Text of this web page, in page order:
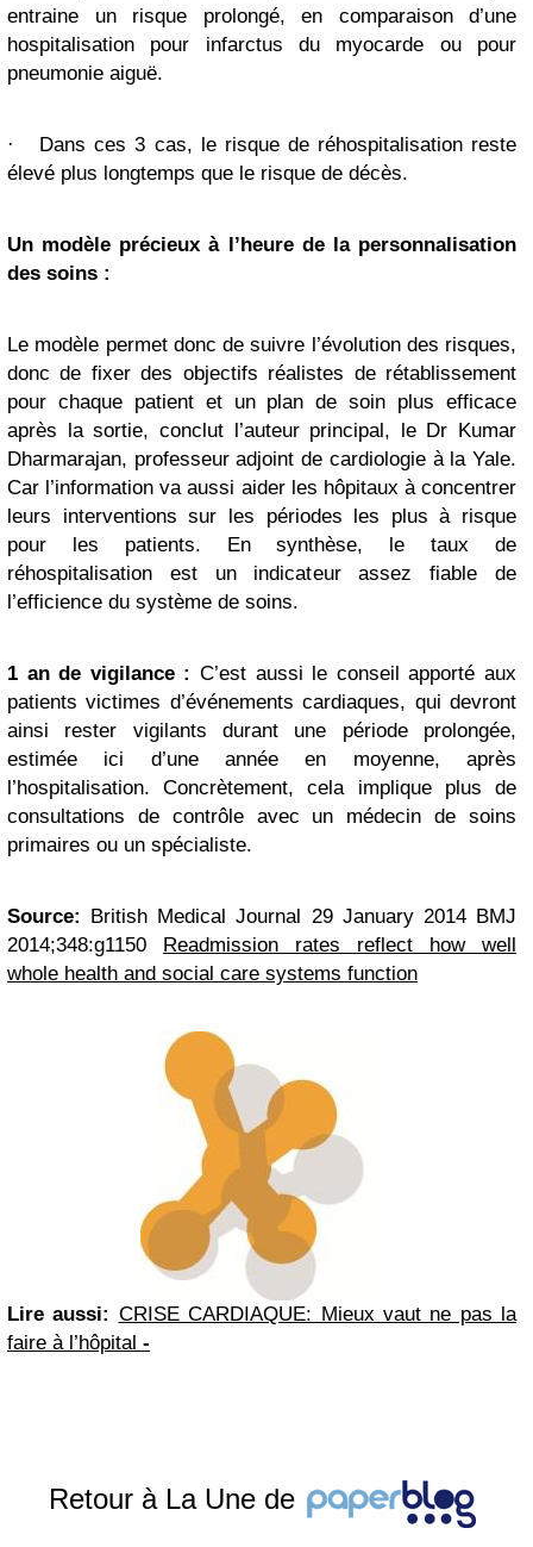
entraine un risque prolongé, en comparaison d’une
hospitalisation pour infarctus du myocarde ou pour
pneumonie aiguë.
·
Dans ces 3 cas, le risque de réhospitalisation reste
élevé plus longtemps que le risque de décès.
Un modèle précieux à l’heure de la personnalisation
des soins :
Le modèle permet donc de suivre l’évolution des risques,
donc de fixer des objectifs réalistes de rétablissement
pour chaque patient et un plan de soin plus efficace
après la sortie, conclut l’auteur principal, le Dr Kumar
Dharmarajan, professeur adjoint de cardiologie à la Yale.
Car l’information va aussi aider les hôpitaux à concentrer
leurs interventions sur les périodes les plus à risque
pour les patients. En synthèse, le taux de
réhospitalisation est un indicateur assez fiable de
l’efficience du système de soins.
1 an de vigilance : C’est aussi le conseil apporté aux
patients victimes d’événements cardiaques, qui devront
ainsi rester vigilants durant une période prolongée,
estimée ici d’une année en moyenne, après
l’hospitalisation. Concrètement, cela implique plus de
consultations de contrôle avec un médecin de soins
primaires ou un spécialiste.
Source: British MedicalJournal 29 January 2014 BMJ
2014;348:g1150
Readmission rates reflect how well
whole health and social care systems function
Lire aussi: CRISE CARDIAQUE: Mieux vaut ne pas la
faire à l’hôpital -
Retour à La Une de